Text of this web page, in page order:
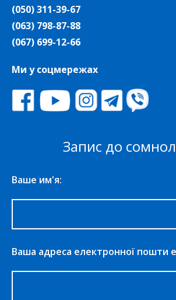
(050) 311-39-67
(063) 798-87-88
(067) 699-12-66
Ми у соцмережах
Запис до
Ваше им'я:
Ваша адреса електронної пошти